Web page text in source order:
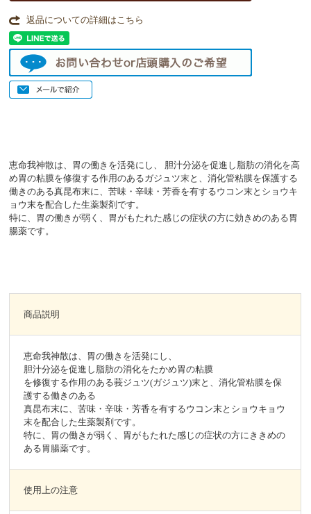
返品についての詳細はこちら
恵命我神散は、胃の働きを活発にし、 胆汁分泌を促進し脂肪の消化を高
め胃の粘膜を修復する作用のあるガジュツ末と、消化管粘膜を保護する
働きのある真昆布末に、苦味・辛味・芳香を有するウコン末とショウキ
ョウ末を配合した生薬製剤です。
特に、胃の働きが弱く、胃がもたれた感じの症状の方に効きめのある胃
腸薬です。
商品説明
恵命我神散は、胃の働きを活発にし、
胆汁分泌を促進し脂肪の消化をたかめ胃の粘膜
を修復する作用のある莪ジュツ(ガジュツ)末と、消化管粘膜を保
護する働きのある
真昆布末に、苦味・辛味・芳香を有するウコン末とショウキョウ
末を配合した生薬製剤です。
特に、胃の働きが弱く、胃がもたれた感じの症状の方にききめの
ある胃腸薬です。
使用上の注意